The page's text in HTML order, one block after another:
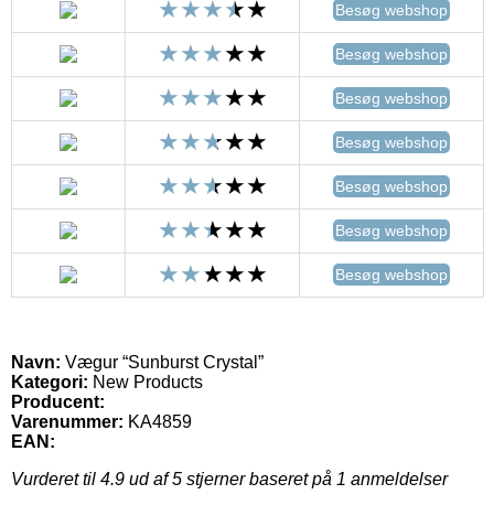
Besøg webshop
Besøg webshop
Besøg webshop
Besøg webshop
Besøg webshop
Besøg webshop
Besøg webshop
Navn: Vægur “Sunburst Crystal”
Kategori: New Products
Producent:
Varenummer: KA4859
EAN:
Vurderet til 4.9 ud af 5 stjerner baseret på 1 anmeldelser